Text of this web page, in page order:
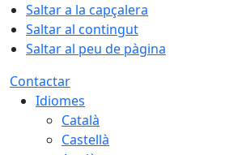
Saltar a la capçalera
Saltar al contingut
Saltar al peu de pàgina
Contactar
Idiomes
Català
Castellà